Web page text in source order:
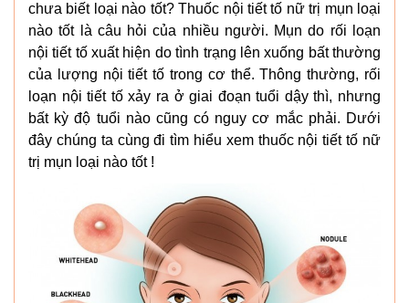
chưa biết loại nào tốt? Thuốc nội tiết tố nữ trị mụn loại
nào tốt là câu hỏi của nhiều người. Mụn do rối loạn
nội tiết tố xuất hiện do tình trạng lên xuống bất thường
của lượng nội tiết tố trong cơ thể. Thông thường, rối
loạn nội tiết tố xảy ra ở giai đoạn tuổi dậy thì, nhưng
bất kỳ độ tuổi nào cũng có nguy cơ mắc phải. Dưới
đây chúng ta cùng đi tìm hiểu xem thuốc nội tiết tố nữ
trị mụn loại nào tốt !